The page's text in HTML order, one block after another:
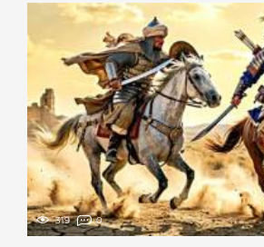
319 0